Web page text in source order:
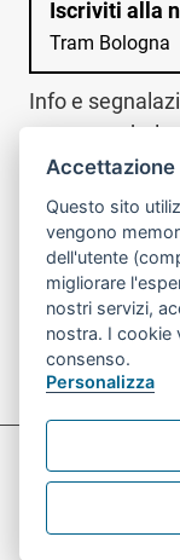
Iscriviti alla
Tram Bologna
Info e
trova infopoint
Trova l'infopoint
più vicino
Contatto
o nelle ore
Preferenze
Informativa
Accettazione
Questo sito
vengono
dell'utente
migliorare
nostri servizi,
nostra. I cookie
consenso.
Personalizza